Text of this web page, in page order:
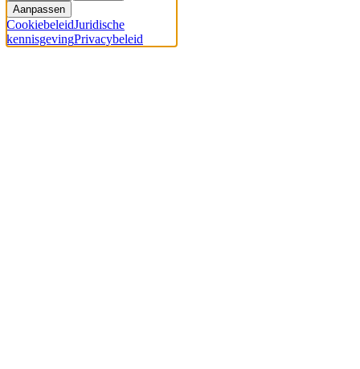
Aanpassen
CookiebeleidJuridische
kennisgevingPrivacybeleid